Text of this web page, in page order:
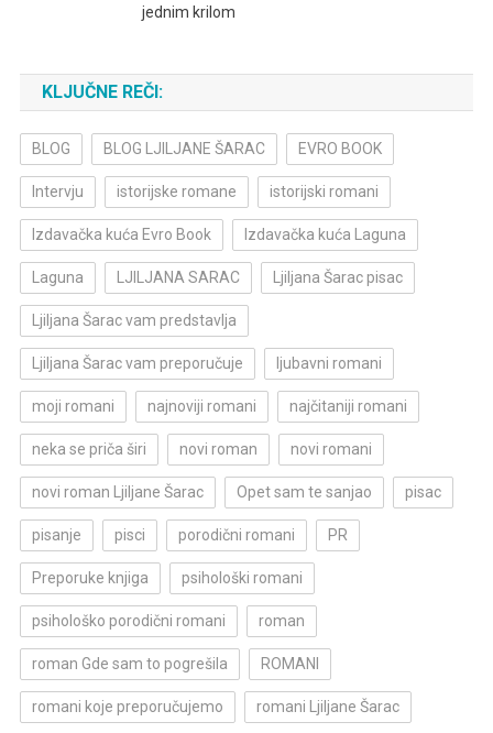
jednim krilom
KLJUČNE REČI:
BLOG BLOG LJILJANE ŠARAC EVRO BOOK
Intervju istorijske romane istorijski romani
Izdavačka kuća Evro Book Izdavačka kuća Laguna
Laguna LJILJANA SARAC Ljiljana Šarac pisac
Ljiljana Šarac vam predstavlja
Ljiljana Šarac vam preporučuje ljubavni romani
moji romani najnoviji romani najčitaniji romani
neka se priča širi novi roman novi romani
novi roman Ljiljane Šarac Opet sam te sanjao pisac
pisanje pisci porodični romani PR
Preporuke knjiga psihološki romani
psihološko porodični romani roman
roman Gde sam to pogrešila ROMANI
romani koje preporučujemo romani Ljiljane Šarac